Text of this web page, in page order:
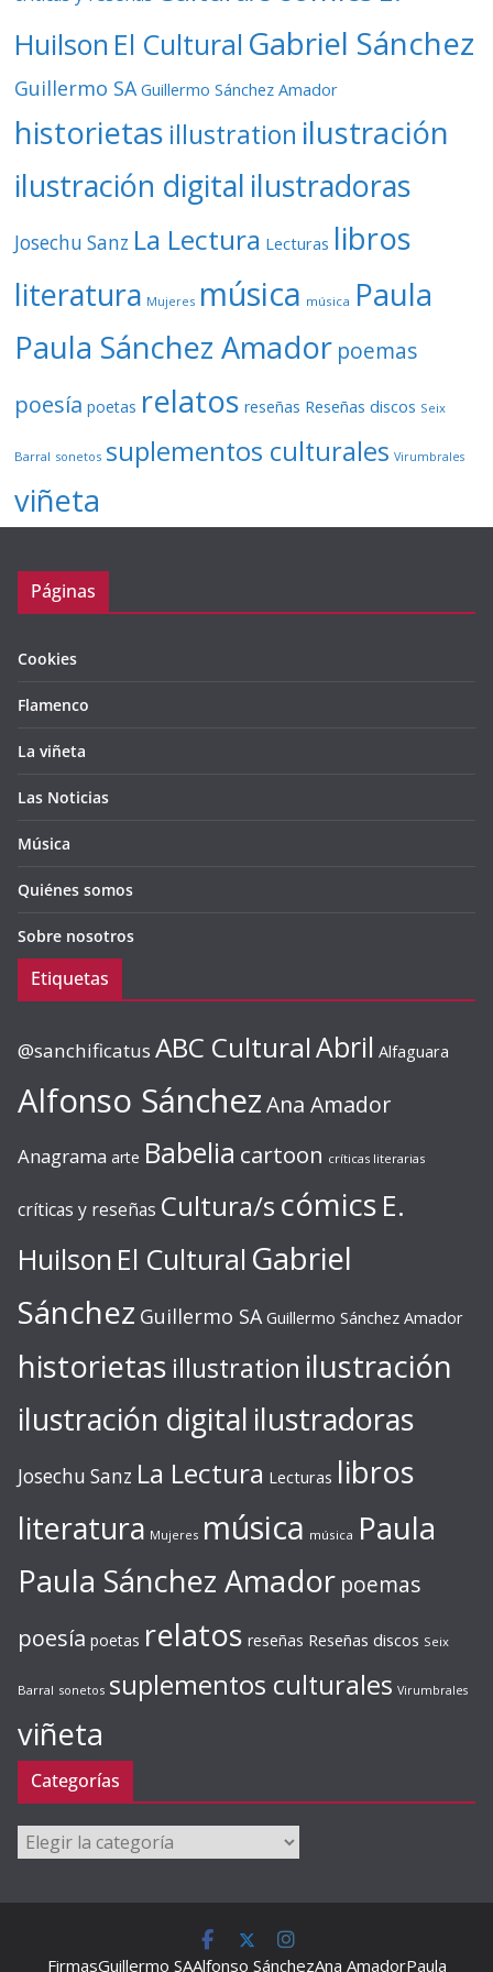
Huilson El Cultural Gabriel Sánchez
Guillermo SA Guillermo Sánchez Amador
historietas illustration ilustración
ilustración digital ilustradoras
Josechu Sanz La Lectura Lecturas libros
literatura Mujeres música música Paula
Paula Sánchez Amador poemas
poesía poetas relatos reseñas Reseñas discos Seix
Barral sonetos suplementos culturales Virumbrales
viñeta
Páginas
Cookies
Flamenco
La viñeta
Las Noticias
Música
Quiénes somos
Sobre nosotros
Etiquetas
@sanchificatus ABC CulturalAbril Alfaguara
Alfonso SánchezAna Amador
Anagrama arte Babelia cartoon críticas literarias
críticas y reseñas Cultura/s cómics E.
Huilson El Cultural Gabriel
Sánchez Guillermo SA Guillermo Sánchez Amador
historietas illustration ilustración
ilustración digital ilustradoras
Josechu Sanz La Lectura Lecturas libros
literatura Mujeres música música Paula
Paula Sánchez Amador poemas
poesía poetas relatos reseñas Reseñas discos Seix
Barral sonetos suplementos culturales Virumbrales
viñeta
Categorías
Categorías
FirmasGuillermo SAAlfonso SánchezAna AmadorPaula